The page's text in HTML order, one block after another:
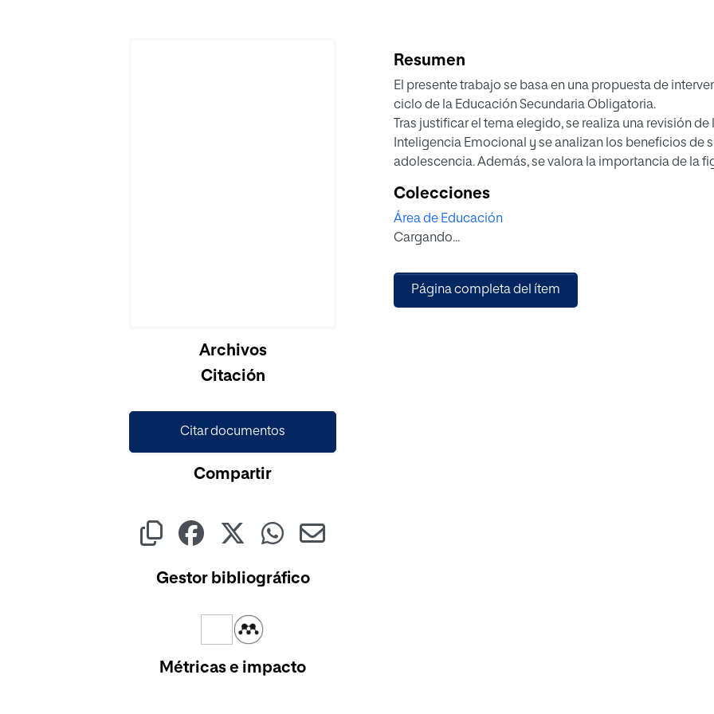
Archivos
Citación
Citar documentos
Compartir
Gestor bibliográfico
Métricas e impacto
Resumen
El presente trabajo se basa en una propuesta de
ciclo de la Educación Secundaria Obligatoria.
Tras justificar el tema elegido, se realiza una revisión
Inteligencia Emocional y se analizan los beneficios de
adolescencia. Además, se valora la importancia de la
A lo largo de las siguientes páginas, se presenta un
durante el primer trimestre del primer curso de la
modelo competencial emocional de Bisquerra y Pérez
grupo.
Esta propuesta pretende demostrar lo fácil que resulta
Colecciones
Área de Educación
Cargando...
Página completa del ítem